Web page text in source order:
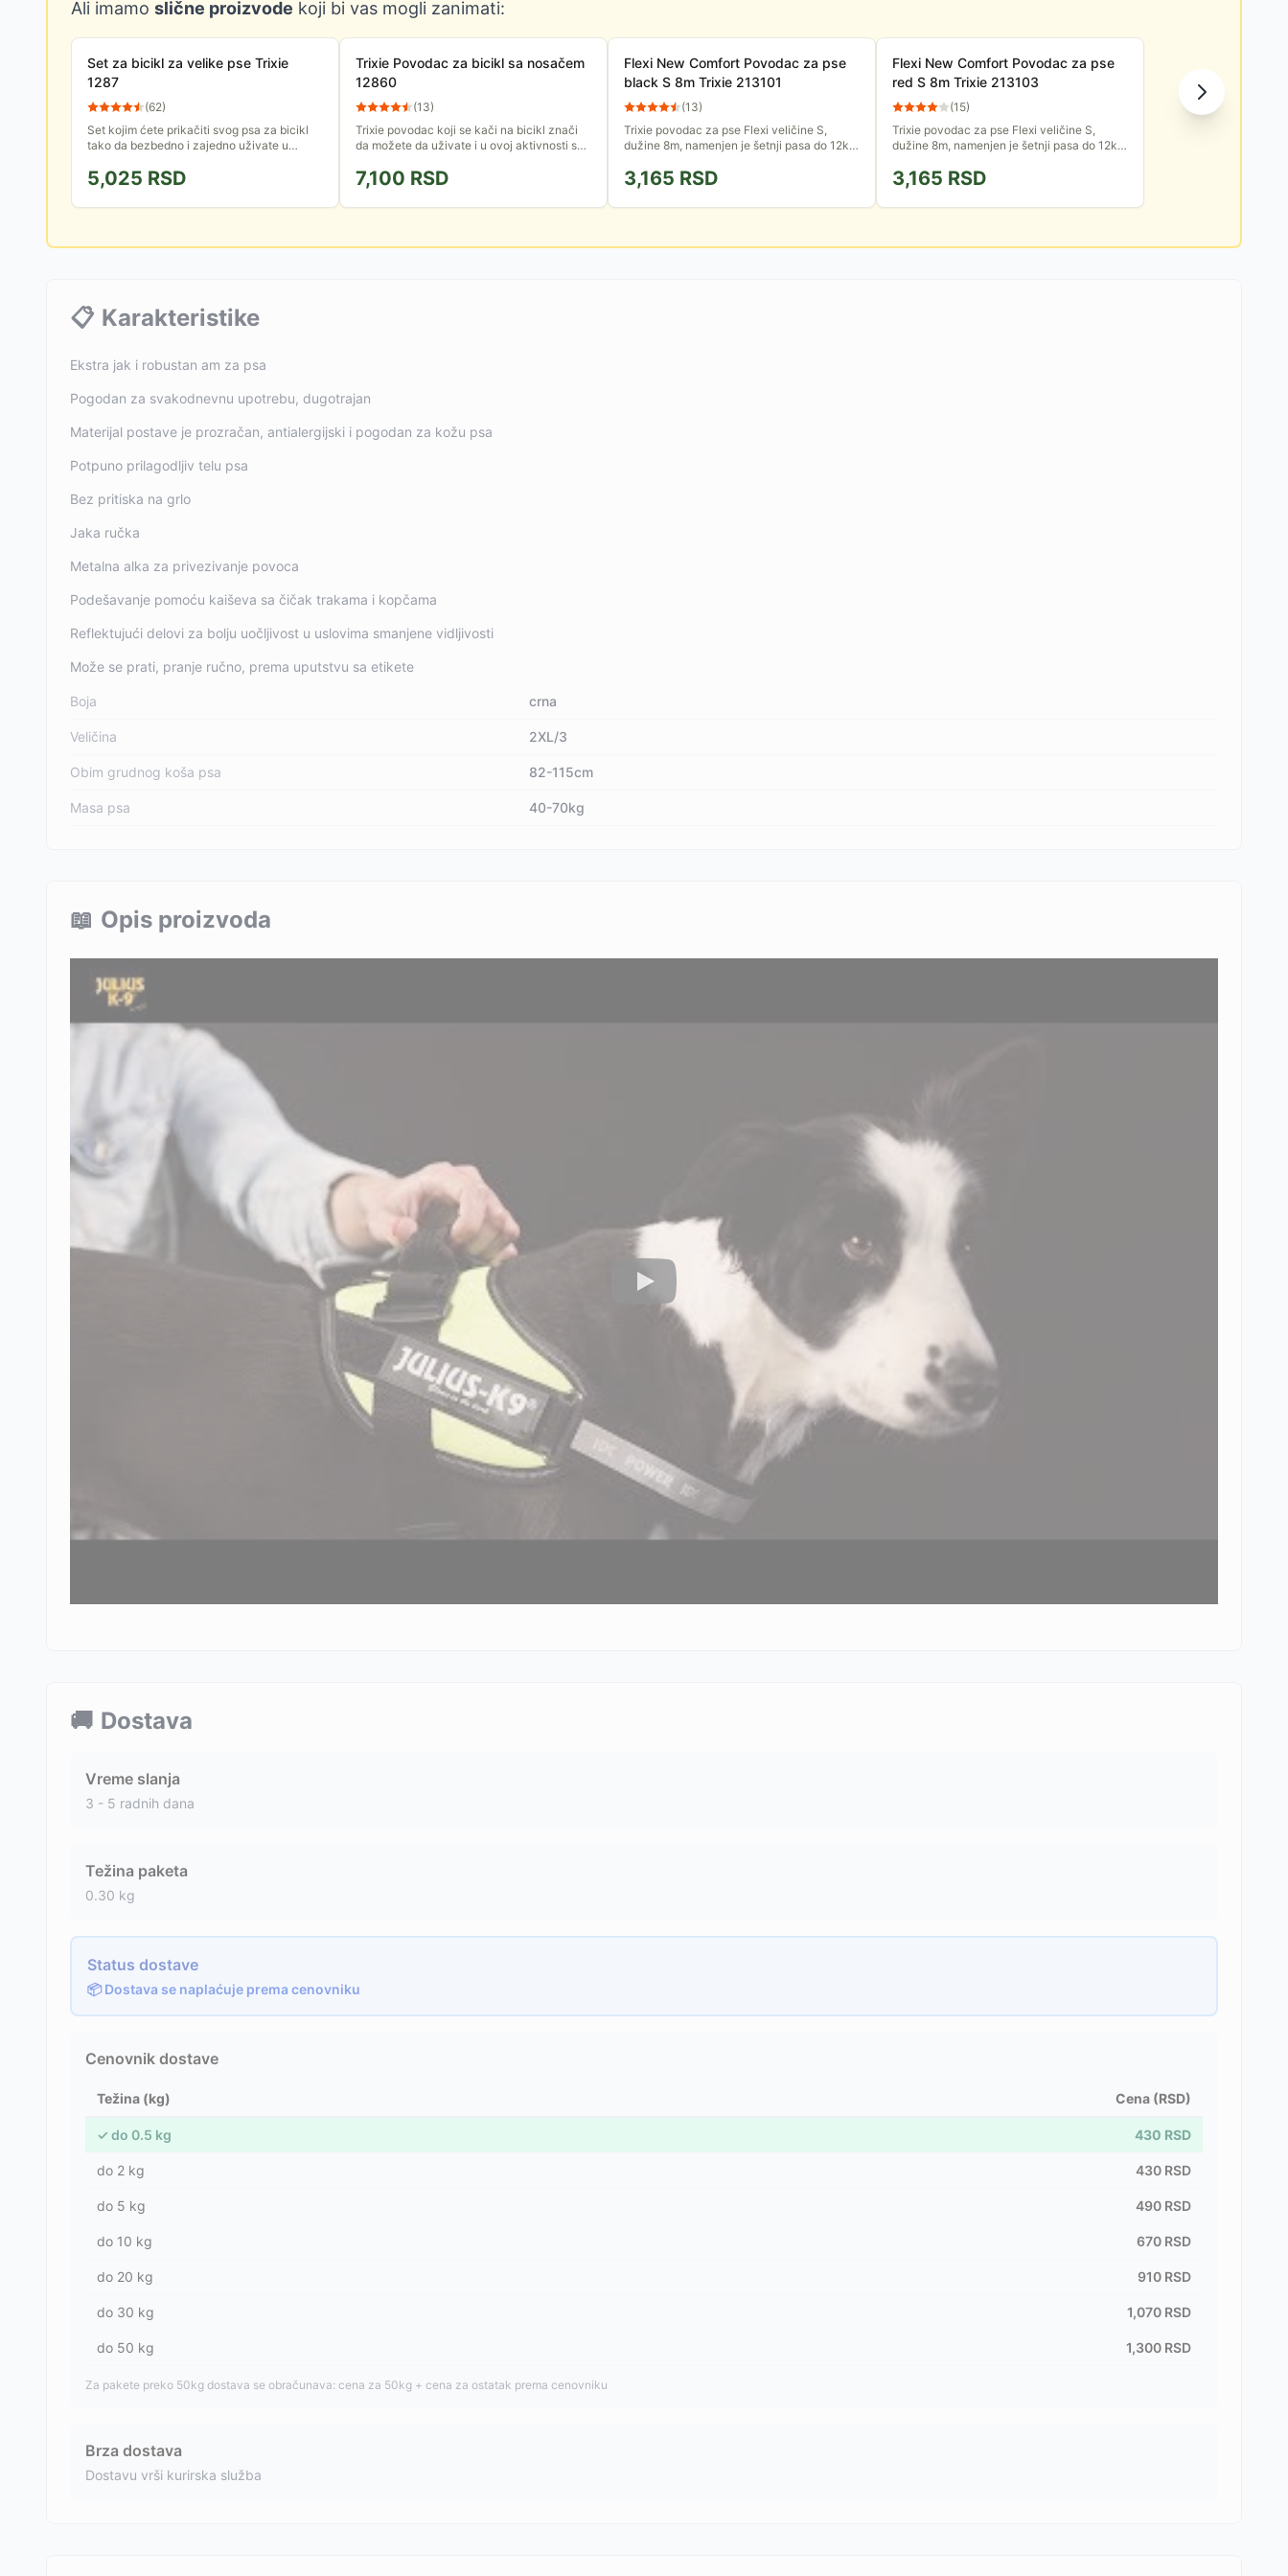
Ali imamo slične proizvode koji bi vas mogli zanimati:
Set za bicikl za velike pse Trixie
1287
(62)
Set kojim ćete prikačiti svog psa za bicikl
tako da bezbedno i zajedno uživate u
trzaja, uplitanja povoca u...
5,025 RSD
Trixie Povodac za bicikl sa nosačem
12860
(13)
Trixie povodac koji se kači na bicikl znači
da možete da uživate i u ovoj aktivnosti sa
strane bicikla....
7,100 RSD
Flexi New Comfort Povodac za pse
black S 8m Trixie 213101
(13)
Trixie povodac za pse Flexi veličine S,
dužine 8m, namenjen je šetnji pasa do 12kg
reflektujućim...
3,165 RSD
Flexi New Comfort Povodac za pse
red S 8m Trixie 213103
(15)
Trixie povodac za pse Flexi veličine S,
dužine 8m, namenjen je šetnji pasa do 12kg
reflektujućim...
3,165 RSD
📋 Karakteristike
Ekstra jak i robustan am za psa
Pogodan za svakodnevnu upotrebu, dugotrajan
Materijal postave je prozračan, antialergijski i pogodan za kožu psa
Potpuno prilagodljiv telu psa
Bez pritiska na grlo
Jaka ručka
Metalna alka za privezivanje povoca
Podešavanje pomoću kaiševa sa čičak trakama i kopčama
Reflektujući delovi za bolju uočljivost u uslovima smanjene vidljivosti
Može se prati, pranje ručno, prema uputstvu sa etikete
Boja crna
Veličina 2XL/3
Obim grudnog koša psa 82-115cm
Masa psa 40-70kg
📖 Opis proizvoda
🚚 Dostava
Vreme slanja
3 - 5 radnih dana
Težina paketa
0.30 kg
Status dostave
📦 Dostava se naplaćuje prema cenovniku
Cenovnik dostave
Težina (kg) Cena (RSD)
✓ do 0.5 kg 430 RSD
do 2 kg 430 RSD
do 5 kg 490 RSD
do 10 kg 670 RSD
do 20 kg 910 RSD
do 30 kg 1,070 RSD
do 50 kg 1,300 RSD
Za pakete preko 50kg dostava se obračunava: cena za 50kg + cena za ostatak prema cenovniku
Brza dostava
Dostavu vrši kurirska služba